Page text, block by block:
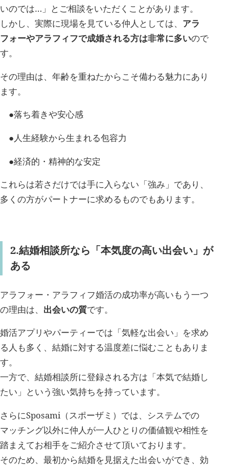
いのでは…」とご相談をいただくことがあります。
しかし、実際に現場を見ている仲人としては、 アラ
フォーやアラフィフで成婚される方は非常に多いので
す。
その理由は、年齢を重ねたからこそ備わる魅力にあり
ます。
●落ち着きや安心感
●人生経験から生まれる包容力
●経済的・精神的な安定
これらは若さだけでは手に入らない「強み」であり、
多くの方がパートナーに求めるものでもあります。
2.結婚相談所なら「本気度の高い出会い」が
ある
アラフォー・アラフィフ婚活の成功率が高いもう一つ
の理由は、 出会いの質です。
婚活アプリやパーティーでは「気軽な出会い」を求め
る人も多く、結婚に対する温度差に悩むこともありま
す。
一方で、結婚相談所に登録される方は「本気で結婚し
たい」という強い気持ちを持っています。
さらにSposami（スポーザミ）では、システムでの
マッチング以外に仲人が一人ひとりの価値観や相性を
踏まえてお相手をご紹介させて頂いております。
そのため、最初から結婚を見据えた出会いができ、効